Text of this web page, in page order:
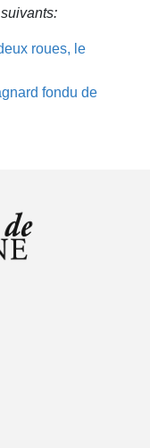
roues, le
fondu de